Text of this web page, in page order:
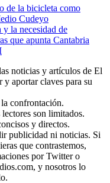
de la bicicleta como
Cudeyo
la necesidad de
que apunta Cantabria
noticias y artículos de El
y aportar claves para su
confrontación.
son limitados.
y directos.
publicidad ni noticias. Si
que contrastemos,
por Twitter o
y nosotros lo